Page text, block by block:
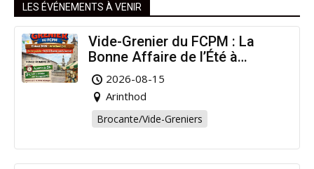
LES ÉVÉNEMENTS À VENIR
Vide-Grenier du FCPM : La
Bonne Affaire de l’Été à
Arinthod !
2026-08-15
Arinthod
Brocante/Vide-Greniers